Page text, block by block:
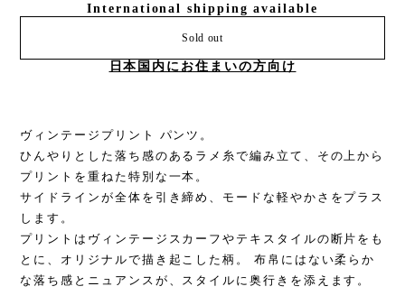
International shipping available
Sold out
日本国内にお住まいの方向け
ヴィンテージプリント パンツ。
ひんやりとした落ち感のあるラメ糸で編み立て、その上から
プリントを重ねた特別な一本。
サイドラインが全体を引き締め、モードな軽やかさをプラス
します。
プリントはヴィンテージスカーフやテキスタイルの断片をも
とに、オリジナルで描き起こした柄。 布帛にはない柔らか
な落ち感とニュアンスが、スタイルに奥行きを添えます。